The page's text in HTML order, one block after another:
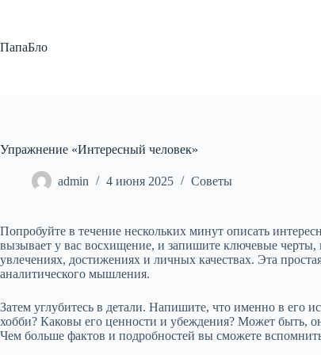
ПапаБло
Упражнение «Интересный человек»
admin 4 июня 2025 Советы
Попробуйте в течение нескольких минут описать
вызывает у вас восхищение, и запишите ключевые
увлечениях, достижениях и личных качествах. Эта
аналитического мышления.
Затем углубитесь в детали. Напишите, что именно в его
хобби? Каковы его ценности и убеждения? Может быть,
Чем больше фактов и подробностей вы сможете